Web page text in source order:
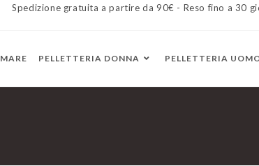
Spedizione gratuita a partire da 90€ - Reso fino a 30
MARE PELLETTERIA DONNA PELLETTERIA